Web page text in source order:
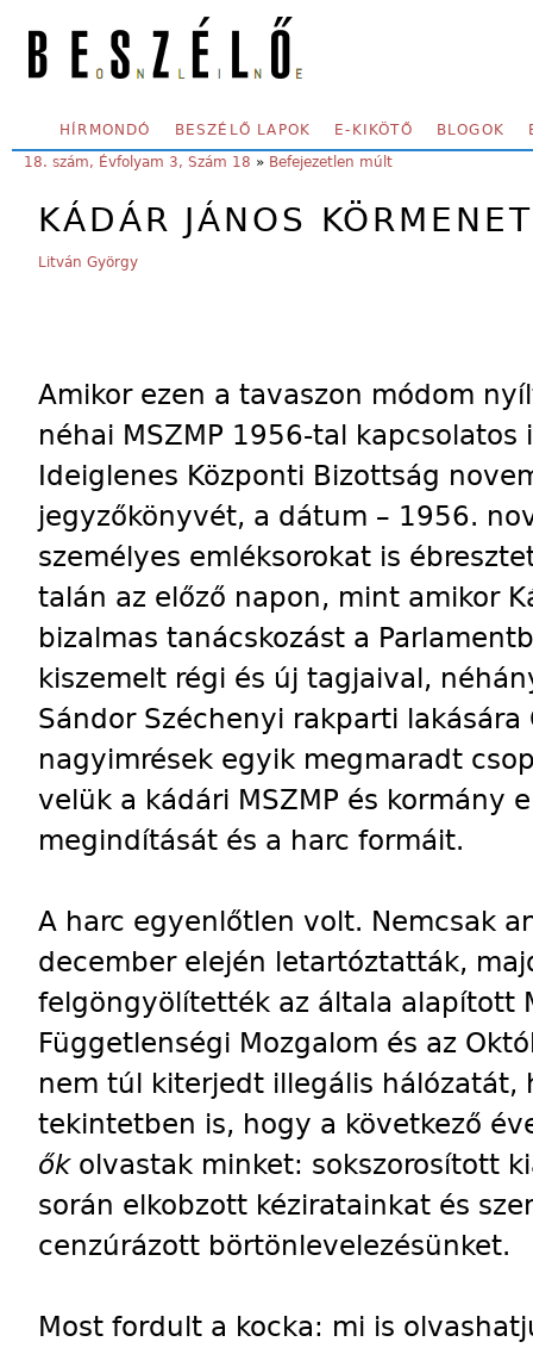
SECONDARY MENU
HÍRMONDÓ BESZÉLŐ LAPOK E-KIKÖTŐ BLOGOK
YOU ARE HERE:
18. szám, Évfolyam 3, Szám 18 » Befejezetlen múlt
KÁDÁR JÁNOS
Litván György
Amikor ezen a tavaszon módom
néhai MSZMP 1956-tal
Ideiglenes Központi Bizottság
jegyzőkönyvét, a dátum – 1956.
személyes emléksorokat is
talán az előző napon, mint amikor
bizalmas tanácskozást a
kiszemelt régi és új tagjaival,
Sándor Széchenyi rakparti
nagyimrések egyik megmaradt
velük a kádári MSZMP és kormány
megindítását és a harc formáit.
A harc egyenlőtlen volt. Nemcsak
december elején letartóztatták,
felgöngyölítették az általa alapított
Függetlenségi Mozgalom és az
nem túl kiterjedt illegális hálózatát,
tekintetben is, hogy a következő
ők olvastak minket: sokszorosított
során elkobzott kéziratainkat és
cenzúrázott börtönlevelezésünket.
Most fordult a kocka: mi is